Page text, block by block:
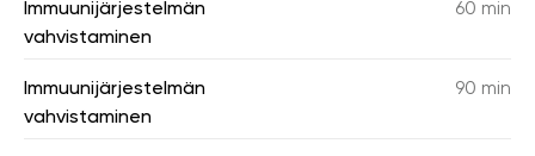
Immuunijärjestelmän
vahvistaminen
60 min
Immuunijärjestelmän
vahvistaminen
90 min